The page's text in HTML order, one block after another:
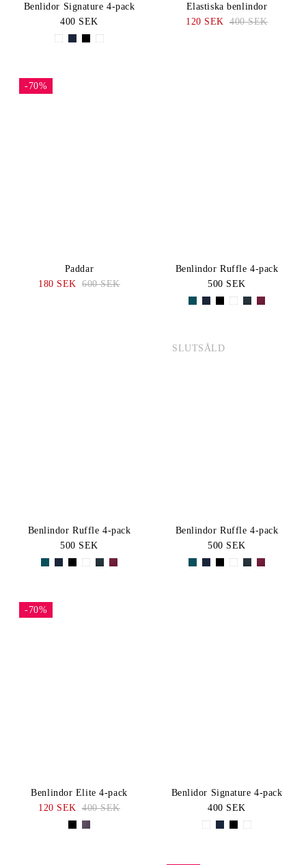
Benlidor Signature 4-pack
400 SEK
Elastiska benlindor
120 SEK 400 SEK
-70%
Paddar
180 SEK 600 SEK
Benlindor Ruffle 4-pack
500 SEK
Benlindor Ruffle 4-pack
500 SEK
SLUTSÅLD
Benlindor Ruffle 4-pack
500 SEK
-70%
Benlindor Elite 4-pack
120 SEK 400 SEK
Benlidor Signature 4-pack
400 SEK